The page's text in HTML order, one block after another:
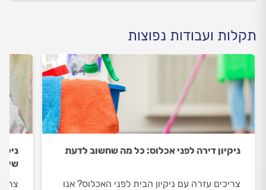
תקלות ועבודות נפוצות
ניקיון דירה לפני אכלוס: כל מה שחשוב לדעת
צריכים עזרה עם ניקיון הבית לפני האכלוס? אנו